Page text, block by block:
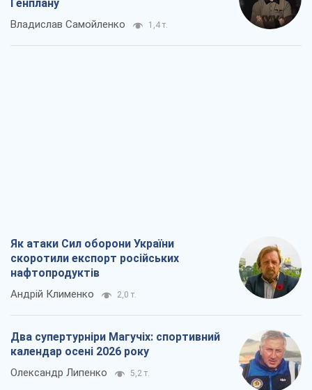
Генплану
Владислав Самойленко 1,4 т.
Як атаки Сил оборони України
скоротили експорт російських
нафтопродуктів
Андрій Клименко 2,0 т.
Два супертурніри Магучіх: спортивний
календар осені 2026 року
Олександр Липенко 5,2 т.